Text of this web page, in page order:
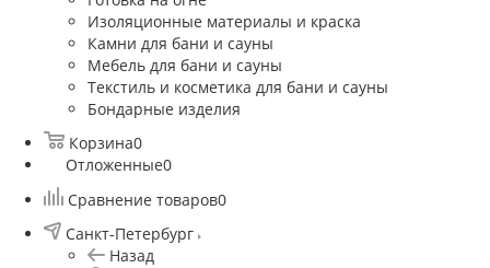
Изоляционные материалы и краска
Камни для бани и сауны
Мебель для бани и сауны
Текстиль и косметика для бани и сауны
Бондарные изделия
Корзина0
Отложенные0
Сравнение товаров0
Санкт-Петербург
Назад